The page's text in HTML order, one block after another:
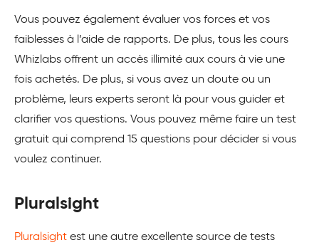
Vous pouvez également évaluer vos forces et vos
faiblesses à l’aide de rapports. De plus, tous les cours
Whizlabs offrent un accès illimité aux cours à vie une
fois achetés. De plus, si vous avez un doute ou un
problème, leurs experts seront là pour vous guider et
clarifier vos questions. Vous pouvez même faire un test
gratuit qui comprend 15 questions pour décider si vous
voulez continuer.
Pluralsight
Pluralsight est une autre excellente source de tests